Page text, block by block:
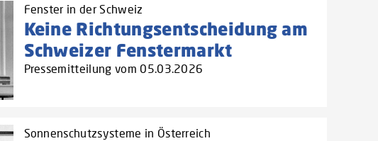
Fenster in der Schweiz
Keine Richtungsentscheidung am
Schweizer Fenstermarkt
Pressemitteilung vom 05.03.2026
Sonnenschutzsysteme in Österreich